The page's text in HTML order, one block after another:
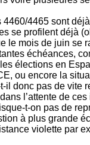
4460/4465 sont
se profilent déjà
le mois de juin se
échéances,
élections en
ou encore la
il donc pas de vite
l’attente de
t-on pas de
à plus grande
violette par